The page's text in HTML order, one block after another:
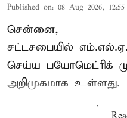
Published on: 08 Aug 2026,
சென்னை,
சட்டசபையில்
செய்ய பயோமெட்ரிக்
அறிமுகமாக உள்ளது.